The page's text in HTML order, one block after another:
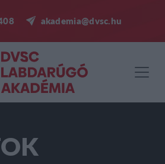
akademia@dvsc.hu